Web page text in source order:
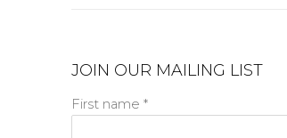
JOIN OUR MAILING LIST
First name *